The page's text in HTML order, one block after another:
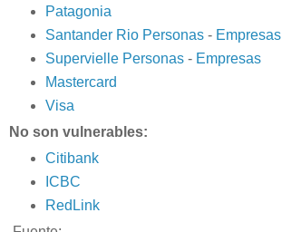
Patagonia
Santander Rio Personas- Empresas
Supervielle Personas- Empresas
Mastercard
Visa
No son vulnerables:
Citibank
ICBC
RedLink